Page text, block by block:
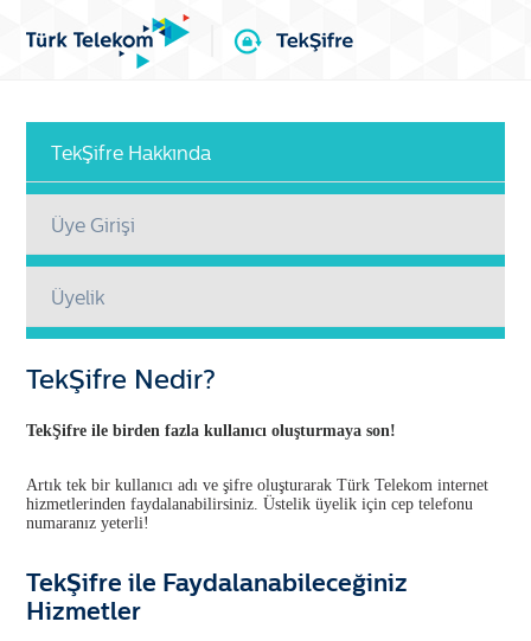
TekŞifre Hakkında
Üye Girişi
Üyelik
TekŞifre Nedir?
TekŞifre ile birden fazla kullanıcı oluşturmaya son!
Artık tek bir kullanıcı adı ve şifre oluşturarak Türk Telekom internet
hizmetlerinden faydalanabilirsiniz. Üstelik üyelik için cep telefonu
numaranız yeterli!
TekŞifre ile Faydalanabileceğiniz
Hizmetler